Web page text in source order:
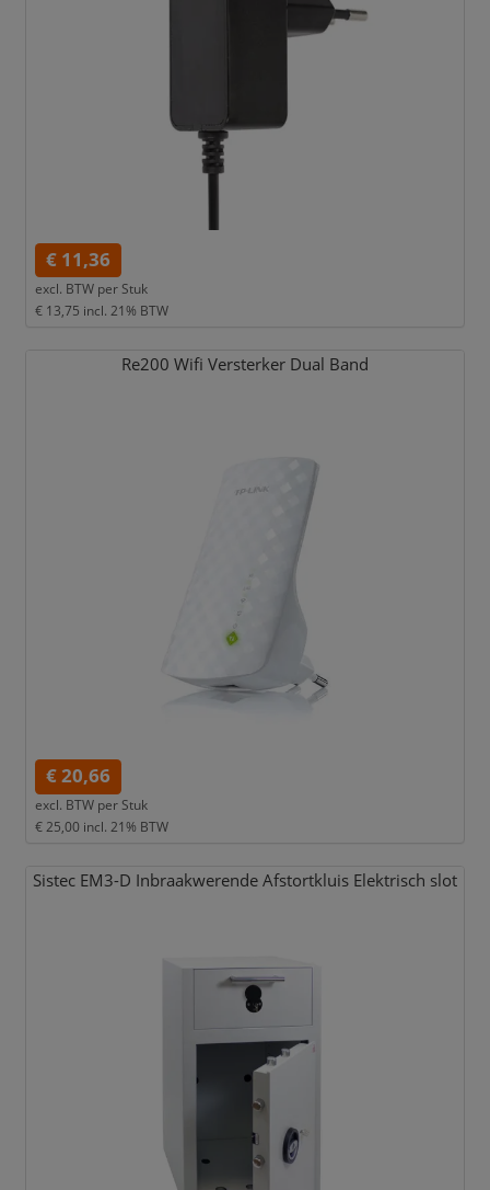
€ 11,36
excl. BTW per Stuk
€ 13,75 incl. 21% BTW
Re200 Wifi Versterker Dual Band
€ 20,66
excl. BTW per Stuk
€ 25,00 incl. 21% BTW
Sistec EM3-D Inbraakwerende Afstortkluis Elektrisch slot